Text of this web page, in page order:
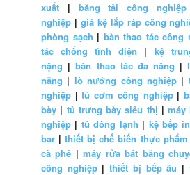
xuất | băng tải công nghiệp
nghiệp | giá kệ lắp ráp công
phòng sạch | bàn thao tác công
tác chống tĩnh điện | kệ
nặng |bàn thao tác đa năng |
năng | lò nướng công nghiệp |
nghiệp |tủ cơm công nghiệp|
bày | tủ trưng bày siêu thị | máy
nghiệp | tủ đông lạnh | kệ bếp
bar |thiết bị chế biến thực phẩm
cà phê |máy rửa bát băng
công nghiệp|thiết bị bếp âu |